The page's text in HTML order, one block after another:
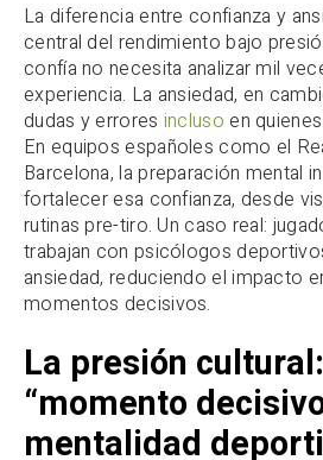
La diferencia entre confianza y
central del rendimiento bajo
confía no necesita analizar mil
experiencia. La ansiedad, en
dudas y errores incluso en
En equipos españoles como el
Barcelona, la preparación mental
fortalecer esa confianza, desde
rutinas pre-tiro. Un caso real:
trabajan con psicólogos
ansiedad, reduciendo el impacto
momentos decisivos.
La presión
“momento
mentalidad